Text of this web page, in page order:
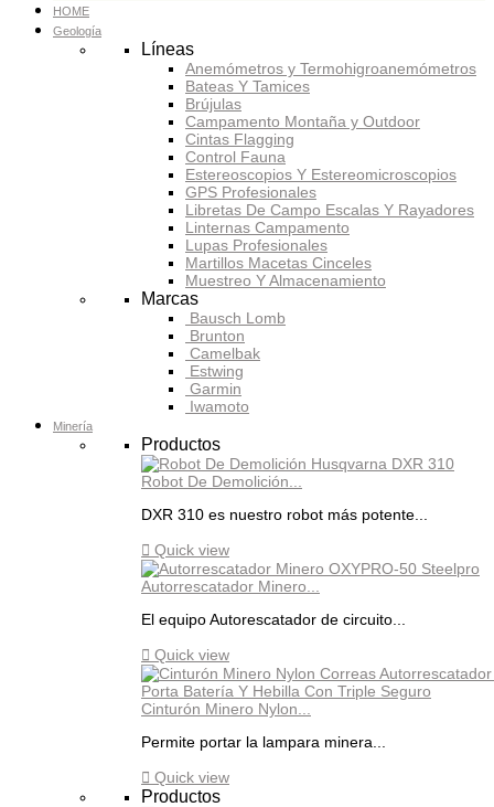
HOME
Geología
Líneas
Anemómetros y Termohigroanemómetros
Bateas Y Tamices
Brújulas
Campamento Montaña y Outdoor
Cintas Flagging
Control Fauna
Estereoscopios Y Estereomicroscopios
GPS Profesionales
Libretas De Campo Escalas Y Rayadores
Linternas Campamento
Lupas Profesionales
Martillos Macetas Cinceles
Muestreo Y Almacenamiento
Marcas
Bausch Lomb
Brunton
Camelbak
Estwing
Garmin
Iwamoto
Minería
Productos
Robot De Demolición...
DXR 310 es nuestro robot más potente...
 Quick view
Autorrescatador Minero...
El equipo Autorescatador de circuito...
 Quick view
Cinturón Minero Nylon...
Permite portar la lampara minera...
 Quick view
Productos